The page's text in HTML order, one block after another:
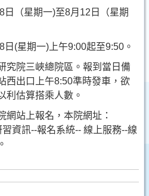
日（星期一)至8月12日（星期
(星期一)上午9:00起至9:50。
究院三峽總院區。報到當日備
西出口上午8:50準時發車，欲
利估算搭乘人數。
網站上報名，本院網址：
資訊--報名系統-- 線上服務--線